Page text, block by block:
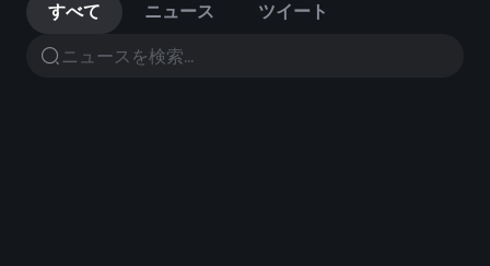
すべて ニュース ツイート